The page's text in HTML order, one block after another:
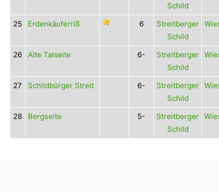
Schild
25 Erdenkäuferriß 6
Streitberger
Schild
26 Alte Talseite 6-
Streitberger
Schild
27 Schildbürger Streit 6-
Streitberger
Schild
28 Bergseite 5-
Streitberger
Schild